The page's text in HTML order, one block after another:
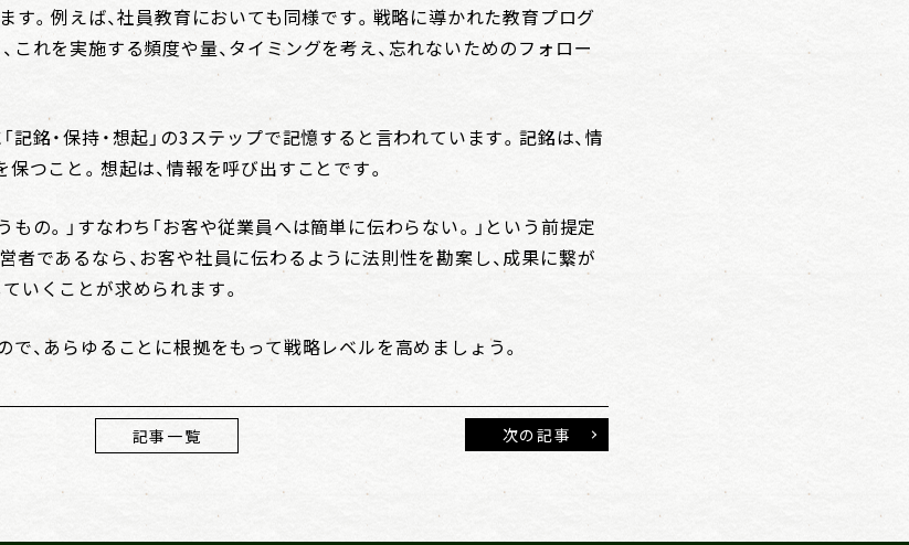
す。例えば、社員教育においても同様です。戦略に導かれた教育プログ
これを実施する頻度や量、タイミングを考え、忘れないためのフォロー
銘・保持・想起」の3ステップで記憶すると言われています。記銘は、情
つこと。想起は、情報を呼び出すことです。
の。」すなわち「お客や従業員へは簡単に伝わらない。」という前提定
者であるなら、お客や社員に伝わるように法則性を勘案し、成果に繋が
いくことが求められます。
で、あらゆることに根拠をもって戦略レベルを高めましょう。
記事一覧 次の記事